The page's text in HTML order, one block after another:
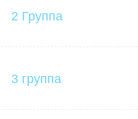
2 Группа
3 группа